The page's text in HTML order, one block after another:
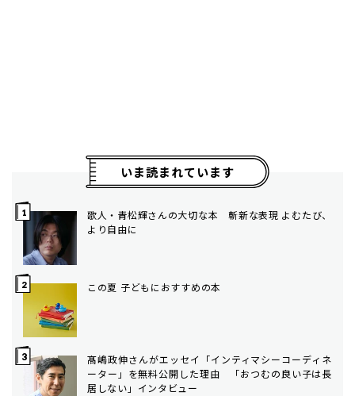
いま読まれています
歌人・青松輝さんの大切な本 斬新な表現 よむたび、
より自由に
この夏 子どもにおすすめの本
髙嶋政伸さんがエッセイ「インティマシーコーディネ
ーター」を無料公開した理由 「おつむの良い子は長
居しない」インタビュー